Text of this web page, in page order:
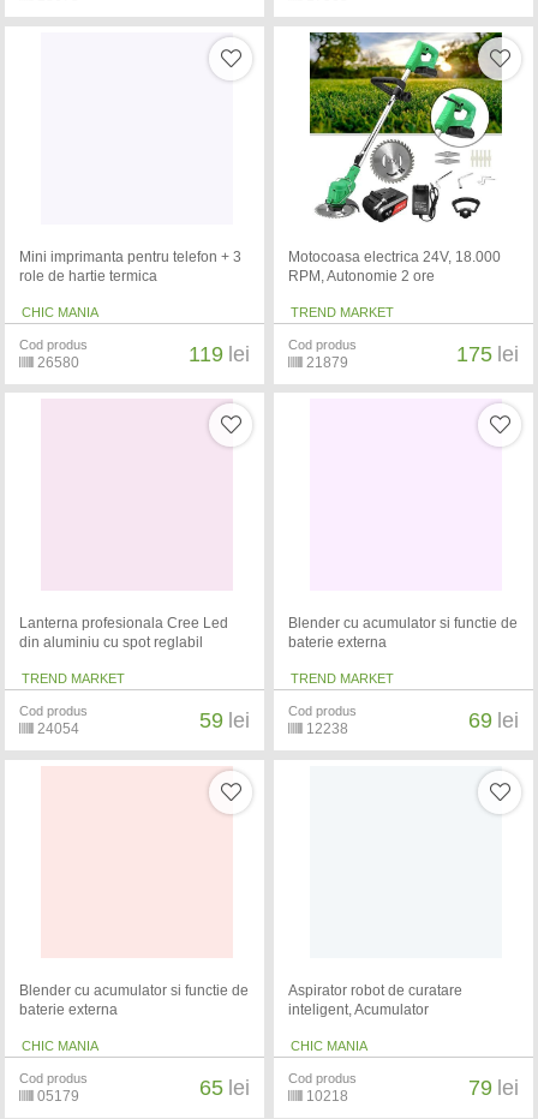
Mini imprimanta pentru telefon + 3
role de hartie termica
CHIC MANIA
Cod produs
26580 119 lei
Motocoasa electrica 24V, 18.000
RPM, Autonomie 2 ore
TREND MARKET
Cod produs
21879 175 lei
Lanterna profesionala Cree Led
din aluminiu cu spot reglabil
TREND MARKET
Cod produs
24054 59 lei
Blender cu acumulator si functie de
baterie externa
TREND MARKET
Cod produs
12238 69 lei
Blender cu acumulator si functie de
baterie externa
CHIC MANIA
Cod produs
05179 65 lei
Aspirator robot de curatare
inteligent, Acumulator
CHIC MANIA
Cod produs
10218 79 lei